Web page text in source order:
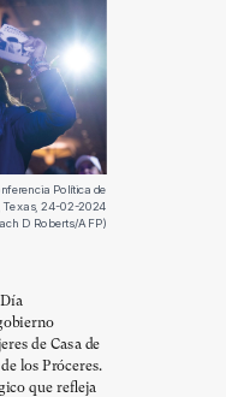
Política de
Texas, 24-02-2024
D Roberts/AFP)
de Casa de
los Próceres.
que refleja